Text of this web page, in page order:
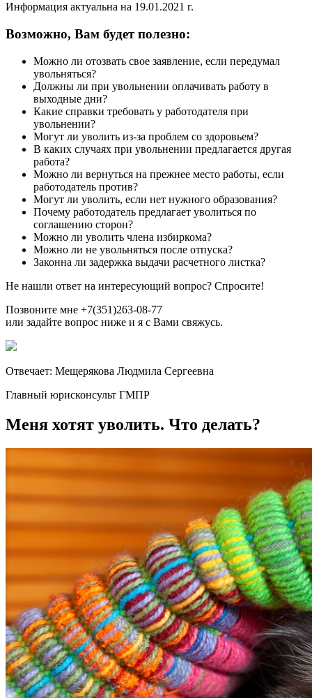
Информация актуальна на 19.01.2021 г.
Возможно, Вам будет полезно:
Можно ли отозвать свое заявление, если передумал
увольняться?
Должны ли при увольнении оплачивать работу в
выходные дни?
Какие справки требовать у работодателя при
увольнении?
Могут ли уволить из-за проблем со здоровьем?
В каких случаях при увольнении предлагается другая
работа?
Можно ли вернуться на прежнее место работы, если
работодатель против?
Могут ли уволить, если нет нужного образования?
Почему работодатель предлагает уволиться по
соглашению сторон?
Можно ли уволить члена избиркома?
Можно ли не увольняться после отпуска?
Законна ли задержка выдачи расчетного листка?
Не нашли ответ на интересующий вопрос? Спросите!
Позвоните мне +7(351)263-08-77
или задайте вопрос ниже и я с Вами свяжусь.
Отвечает: Мещерякова Людмила Сергеевна
Главный юрисконсульт ГМПР
Меня хотят уволить. Что делать?